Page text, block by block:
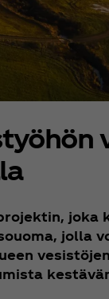
joka
jolla